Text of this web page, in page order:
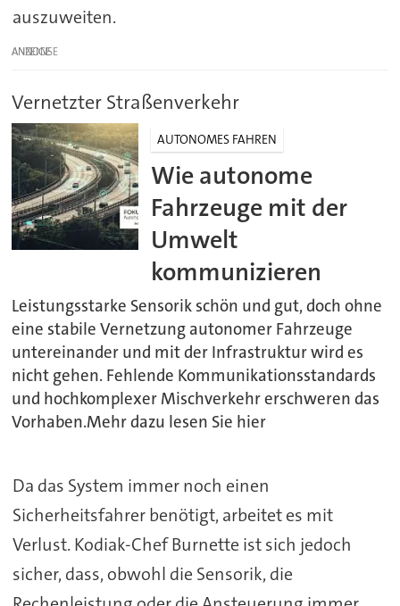
auszuweiten.
ANZEIGE
Vernetzter Straßenverkehr
AUTONOMES FAHREN
Wie autonome
Fahrzeuge mit der
Umwelt
kommunizieren
Leistungsstarke Sensorik schön und gut, doch ohne
eine stabile Vernetzung autonomer Fahrzeuge
untereinander und mit der Infrastruktur wird es
nicht gehen. Fehlende Kommunikationsstandards
und hochkomplexer Mischverkehr erschweren das
Vorhaben.Mehr dazu lesen Sie hier
Da das System immer noch einen
Sicherheitsfahrer benötigt, arbeitet es mit
Verlust. Kodiak-Chef Burnette ist sich jedoch
sicher, dass, obwohl die Sensorik, die